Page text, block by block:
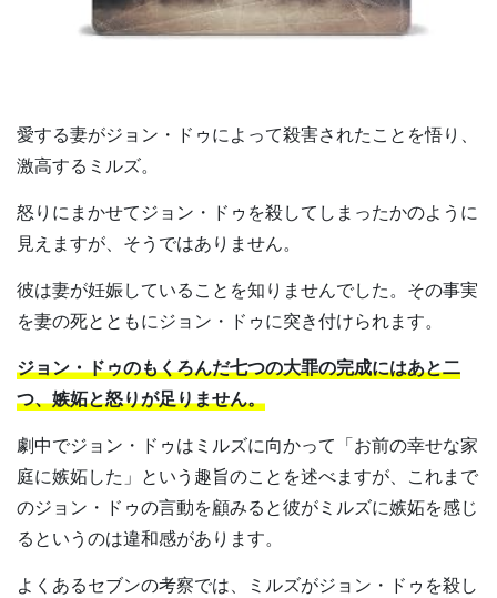
愛する妻がジョン・ドゥによって殺害されたことを悟り、
激高するミルズ。
怒りにまかせてジョン・ドゥを殺してしまったかのように
見えますが、そうではありません。
彼は妻が妊娠していることを知りませんでした。その事実
を妻の死とともにジョン・ドゥに突き付けられます。
ジョン・ドゥのもくろんだ七つの大罪の完成にはあと二
つ、嫉妬と怒りが足りません。
劇中でジョン・ドゥはミルズに向かって「お前の幸せな家
庭に嫉妬した」という趣旨のことを述べますが、これまで
のジョン・ドゥの言動を顧みると彼がミルズに嫉妬を感じ
るというのは違和感があります。
よくあるセブンの考察では、ミルズがジョン・ドゥを殺し